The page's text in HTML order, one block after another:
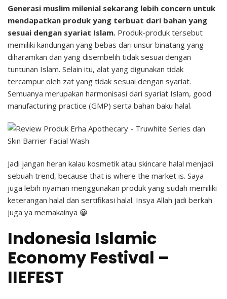
Generasi muslim milenial sekarang lebih concern untuk
mendapatkan produk yang terbuat dari bahan yang
sesuai dengan syariat Islam. Produk-produk tersebut
memiliki kandungan yang bebas dari unsur binatang yang
diharamkan dan yang disembelih tidak sesuai dengan
tuntunan Islam. Selain itu, alat yang digunakan tidak
tercampur oleh zat yang tidak sesuai dengan syariat.
Semuanya merupakan harmonisasi dari syariat Islam, good
manufacturing practice (GMP) serta bahan baku halal.
Jadi jangan heran kalau kosmetik atau skincare halal menjadi
sebuah trend, because that is where the market is. Saya
juga lebih nyaman menggunakan produk yang sudah memiliki
keterangan halal dan sertifikasi halal. Insya Allah jadi berkah
juga ya memakainya 😀
Indonesia Islamic
Economy Festival –
IIEFEST